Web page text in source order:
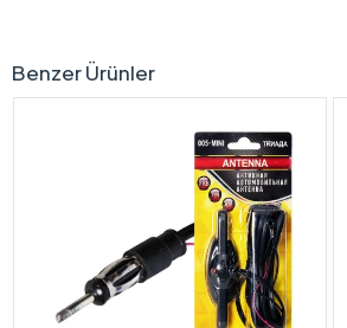
Benzer Ürünler